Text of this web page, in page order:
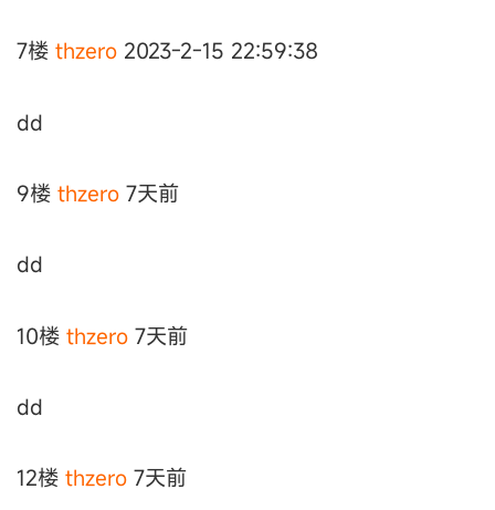
7楼 thzero 2023-2-15 22:59:38
dd
9楼 thzero 7天前
dd
10楼 thzero 7天前
dd
12楼 thzero 7天前